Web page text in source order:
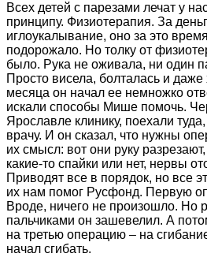
Всех детей с парезами лечат у
принципу. Физиотерапия. За
иглоукалывание, оно за это
подорожало. Но толку от
было. Рука не оживала, ни один
Просто висела, болталась и
месяца он начал ее немножко
искали способы Мише помочь.
Ярославле клинику, поехали
врачу. И он сказал, что нужны
их смысл: вот они руку
какие-то спайки или нет, нервы
Приводят все в порядок, но все
их нам помог Русфонд. Первую
Вроде, ничего не произошло. Но
пальчиками он зашевелил. А
на третью операцию – на
начал сгибать.